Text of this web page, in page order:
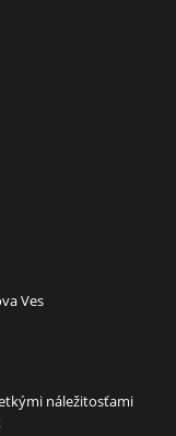
Ves
náležitosťami